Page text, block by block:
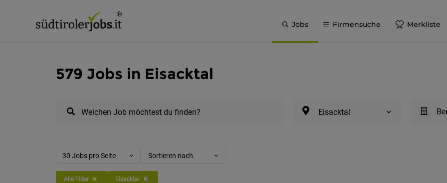
Jobs Firmensuche Merkliste
579 Jobs in Eisacktal
Welchen Job möchtest du finden? Eisacktal
30 Jobs pro Seite Sortieren nach
Alle Filter Eisacktal